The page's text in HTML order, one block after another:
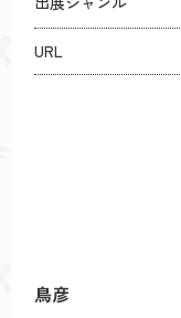
URL
鳥彦